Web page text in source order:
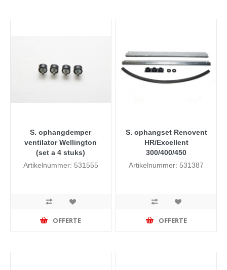
S. ophangdemper
ventilator Wellington
(set a 4 stuks)
Artikelnummer: 531555
OFFERTE
S. ophangset Renovent
HR/Excellent
300/400/450
Artikelnummer: 531387
OFFERTE